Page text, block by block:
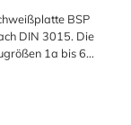
BSP
DIN 3015. Die
1a bis 6